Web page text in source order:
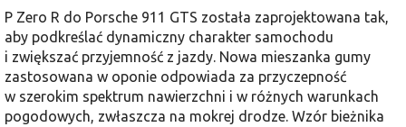
P Zero R do Porsche 911 GTS została zaprojektowana tak,
aby podkreślać dynamiczny charakter samochodu
i zwiększać przyjemność z jazdy. Nowa mieszanka gumy
zastosowana w oponie odpowiada za przyczepność
w szerokim spektrum nawierzchni i w różnych warunkach
pogodowych, zwłaszcza na mokrej drodze. Wzór bieżnika